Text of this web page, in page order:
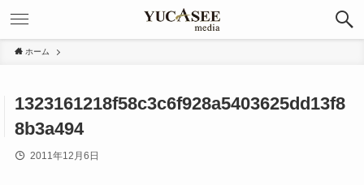
ホーム
1323161218f58c3c6f928a5403625dd13f8
8b3a494
2011年12月6日